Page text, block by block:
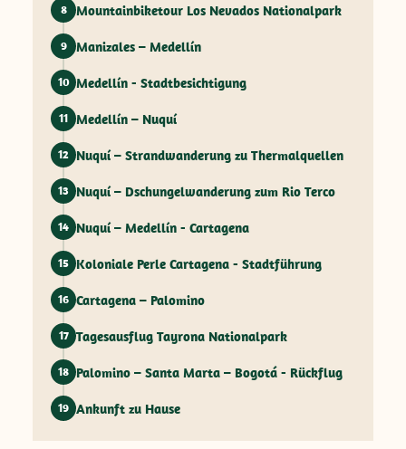
8 Mountainbiketour Los Nevados Nationalpark
9 Manizales – Medellín
10 Medellín - Stadtbesichtigung
11 Medellín – Nuquí
12 Nuquí – Strandwanderung zu Thermalquellen
13 Nuquí – Dschungelwanderung zum Rio Terco
14 Nuquí – Medellín - Cartagena
15 Koloniale Perle Cartagena - Stadtführung
16 Cartagena – Palomino
17 Tagesausflug Tayrona Nationalpark
18 Palomino – Santa Marta – Bogotá - Rückflug
19 Ankunft zu Hause